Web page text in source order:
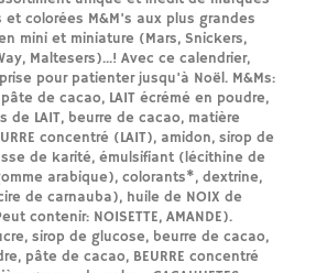
colorées M&M's aux plus grandes
mini et miniature (Mars, Snickers,
Maltesers)...! Avec ce calendrier,
pour patienter jusqu'à Noël. M&Ms:
pâte de cacao, LAIT écrémé en poudre,
de LAIT, beurre de cacao, matière
concentré (LAIT), amidon, sirop de
de karité, émulsifiant (lécithine de
arabique), colorants*, dextrine,
de carnauba), huile de NOIX de
contenir: NOISETTE, AMANDE).
sirop de glucose, beurre de cacao,
pâte de cacao, BEURRE concentré